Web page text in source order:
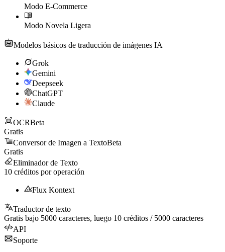
Modo E-Commerce
Modo Novela Ligera
Modelos básicos de traducción de imágenes IA
Grok
Gemini
Deepseek
ChatGPT
Claude
OCRBeta
Gratis
Conversor de Imagen a TextoBeta
Gratis
Eliminador de Texto
10 créditos por operación
Flux Kontext
Traductor de texto
Gratis bajo 5000 caracteres, luego 10 créditos / 5000 caracteres
API
Soporte